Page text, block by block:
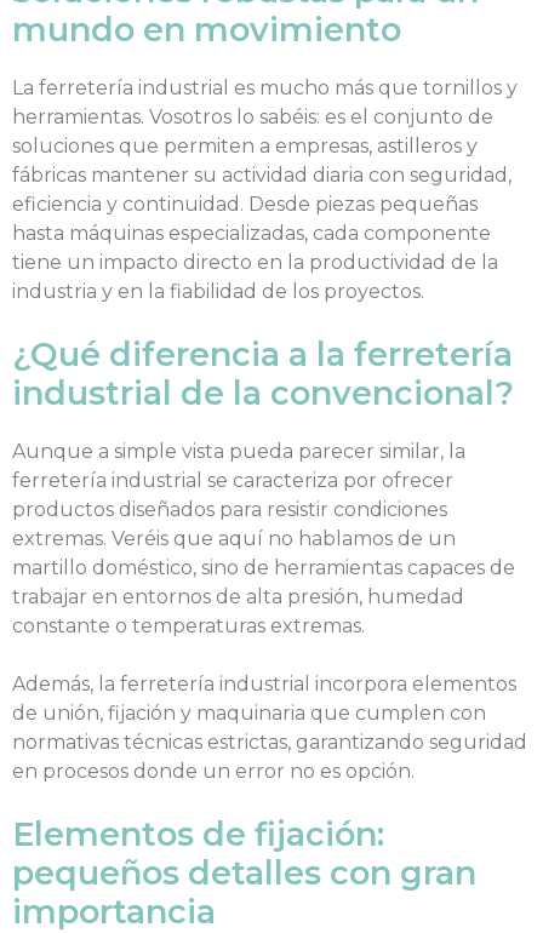
mundo en movimiento
La ferretería industrial es mucho más que tornillos y
herramientas. Vosotros lo sabéis: es el conjunto de
soluciones que permiten a empresas, astilleros y
fábricas mantener su actividad diaria con seguridad,
eficiencia y continuidad. Desde piezas pequeñas
hasta máquinas especializadas, cada componente
tiene un impacto directo en la productividad de la
industria y en la fiabilidad de los proyectos.
¿Qué diferencia a la ferretería
industrial de la convencional?
Aunque a simple vista pueda parecer similar, la
ferretería industrial se caracteriza por ofrecer
productos diseñados para resistir condiciones
extremas. Veréis que aquí no hablamos de un
martillo doméstico, sino de herramientas capaces de
trabajar en entornos de alta presión, humedad
constante o temperaturas extremas.
Además, la ferretería industrial incorpora elementos
de unión, fijación y maquinaria que cumplen con
normativas técnicas estrictas, garantizando seguridad
en procesos donde un error no es opción.
Elementos de fijación:
pequeños detalles con gran
importancia